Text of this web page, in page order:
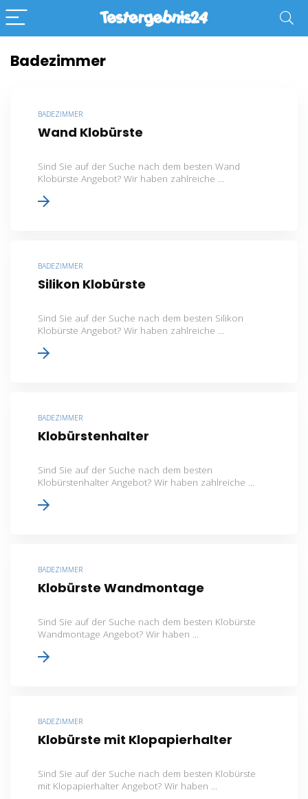
Badezimmer
BADEZIMMER
Wand Klobürste
Sind Sie auf der Suche nach dem besten Wand
Klobürste Angebot? Wir haben zahlreiche ...
BADEZIMMER
Silikon Klobürste
Sind Sie auf der Suche nach dem besten Silikon
Klobürste Angebot? Wir haben zahlreiche ...
BADEZIMMER
Klobürstenhalter
Sind Sie auf der Suche nach dem besten
Klobürstenhalter Angebot? Wir haben zahlreiche ...
BADEZIMMER
Klobürste Wandmontage
Sind Sie auf der Suche nach dem besten Klobürste
Wandmontage Angebot? Wir haben ...
BADEZIMMER
Klobürste mit Klopapierhalter
Sind Sie auf der Suche nach dem besten Klobürste
mit Klopapierhalter Angebot? Wir haben ...